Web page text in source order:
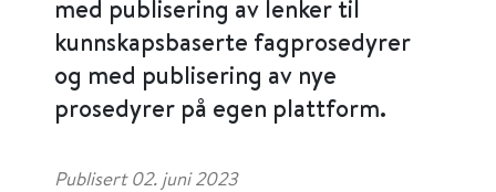
med publisering av lenker til
kunnskapsbaserte fagprosedyrer
og med publisering av nye
prosedyrer på egen plattform.
Publisert 02. juni 2023